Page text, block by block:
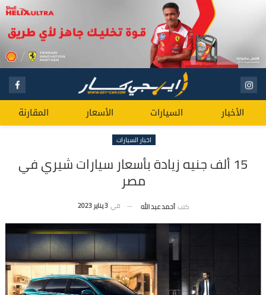
الأخبار السيارات الأسعار المقارنة
اخبار السيارات
15 ألف جنيه زيادة بأسعار سيارات شيري في
مصر
كتب أحمد عبد الله في 3 يناير 2023